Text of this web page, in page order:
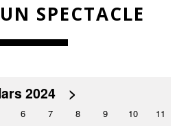
SPECTACLE
2024 >
6 7 8 9 10
11